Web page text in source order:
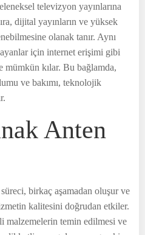
televizyon yayınlarına
dijital yayınların ve yüksek
olanak tanır. Aynı
için internet erişimi gibi
kılar. Bu bağlamda,
ve bakımı, teknolojik
Anten
birkaç aşamadan oluşur ve
kalitesini doğrudan etkiler.
temin edilmesi ve